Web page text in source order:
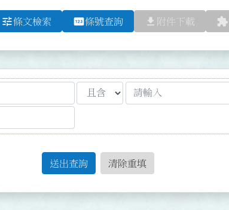
tune條文檢索 pin條號查詢 file_download 附件下載 extension
送出查詢 清除重填